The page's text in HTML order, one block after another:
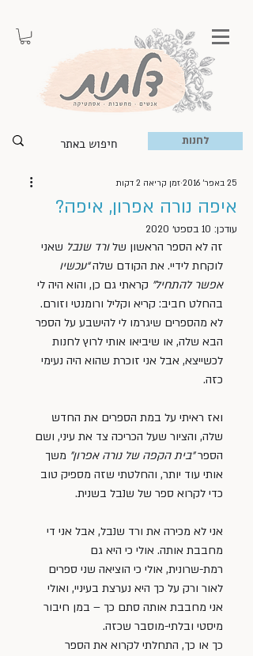
לחנות
איפה נורה אפרון, איפה?
25 באפר׳ 2016 זמן קריאה 2 דקות
עודכן: 10 בספט׳ 2020
זה לא הספר הראשון של ורד שנבל שאני
לוקחת לידיי. את הקודם שלה “עכשיו
אפשר להתחיל” קראתי גם כן, והוא היה לי
בהחלט חביב: קריא וקליל ורומנטי וזורם.
לא מהספרים שיגרמו לי להישבע על הספר
הבא שלה, או שיביאו אותי לרוץ לחנות
לכשייצא, אבל אני זוכרת שהוא היה נעימי
כזה.
ואז ראיתי על במת הספרים את החדש
שלה, והציור שעל הכריכה צד את עיני, ושם
הספר ״בית הקפה של נורה אפרון״ משך
אותי עוד יותר, והחלטתי שזה מספיק טוב
כדי לקרוא ספר של שנבל בשנית.
אני לא מכירה את ורד שנבל, אבל אני די
מחבבת אותה. אולי כי היא גם
רמת-שרונית, אולי כי הוציאה שני ספרים
לאור ורק על כך היא נערצת בעיניי, ואולי
אני מחבבת אותה סתם כך – במן חיבור
מיסטי ובלתי-מוסבר שכזה.
כך או כך, התחלתי לקרוא את הספר